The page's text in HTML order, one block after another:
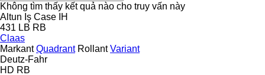
Không tìm thấy kết quả nào cho truy vấn này
Altun Iş Case IH
431 LB RB
Claas
Markant Quadrant Rollant Variant
Deutz-Fahr
HD RB